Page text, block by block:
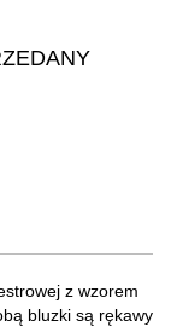
z wzorem
bluzki są rękawy